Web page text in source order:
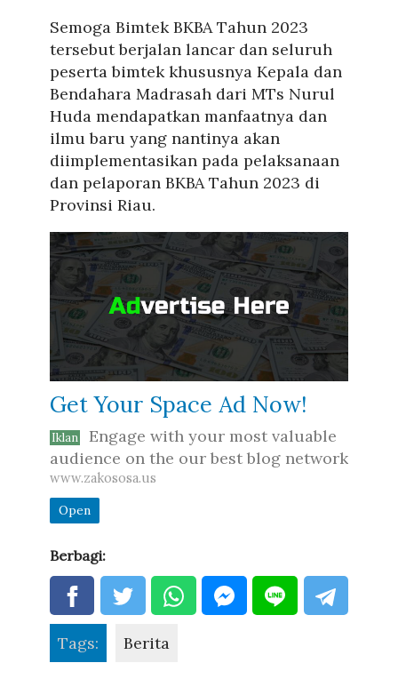
Semoga Bimtek BKBA Tahun 2023
tersebut berjalan lancar dan seluruh
peserta bimtek khususnya Kepala dan
Bendahara Madrasah dari MTs Nurul
Huda mendapatkan manfaatnya dan
ilmu baru yang nantinya akan
diimplementasikan pada pelaksanaan
dan pelaporan BKBA Tahun 2023 di
Provinsi Riau.
Get Your Space Ad Now!
Iklan
Engage with your most valuable
audience on the our best blog network
www.zakososa.us
Open
Berbagi:
Tags: Berita